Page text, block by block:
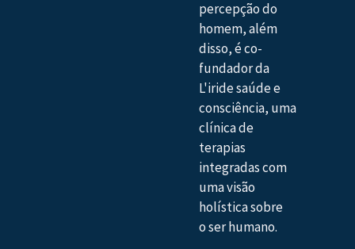
percepção do
homem, além
disso, é co-
fundador da
L'iride saúde e
consciência, uma
clínica de
terapias
integradas com
uma visão
holística sobre
o ser humano.